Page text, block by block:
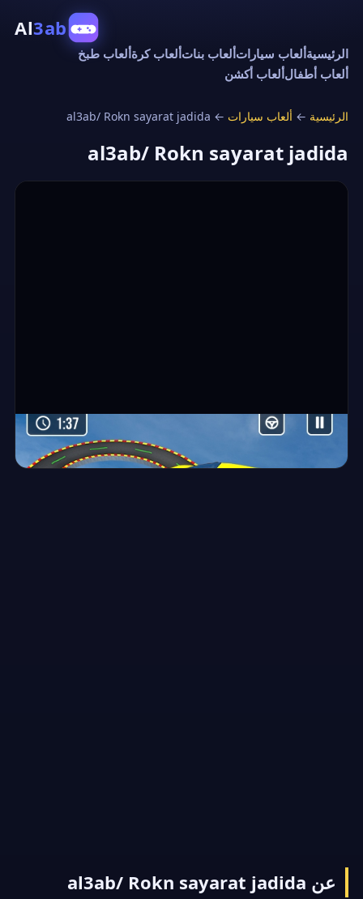
Al3ab
الرئيسيةألعاب سياراتألعاب بناتألعاب كرةألعاب طبخ
ألعاب أطفالألعاب أكشن
الرئيسية ← ألعاب سيارات ←
al3ab/ Rokn sayarat jadida
al3ab/ Rokn sayarat jadida
⛶ ملء الشاشة Mega Car Stunt Ramps Games
عن al3ab/ Rokn sayarat jadida